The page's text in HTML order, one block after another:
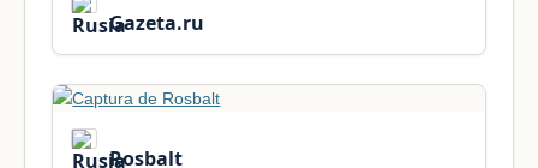
Gazeta.ru
Rosbalt